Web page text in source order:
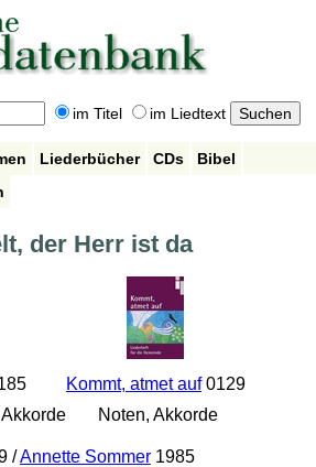
im Titel im Liedtext
Liederbücher CDs
Bibel
der Herr ist da
Kommt, atmet auf0129
Noten, Akkorde
/Annette Sommer1985